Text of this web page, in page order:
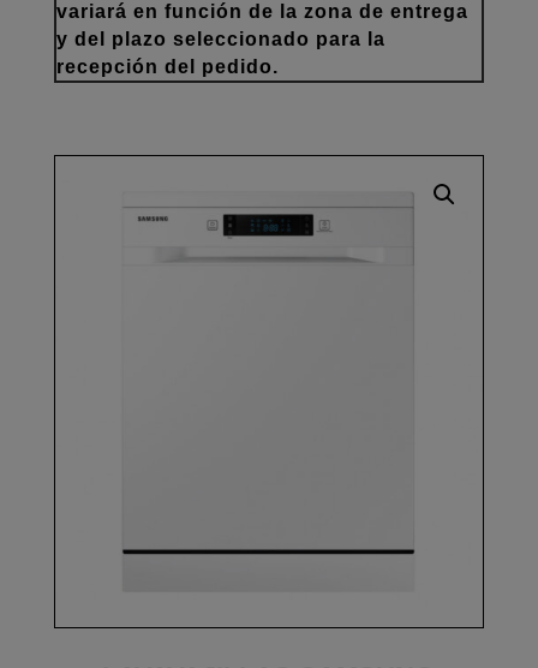
variará en función de la zona de entrega
y del plazo seleccionado para la
recepción del pedido.